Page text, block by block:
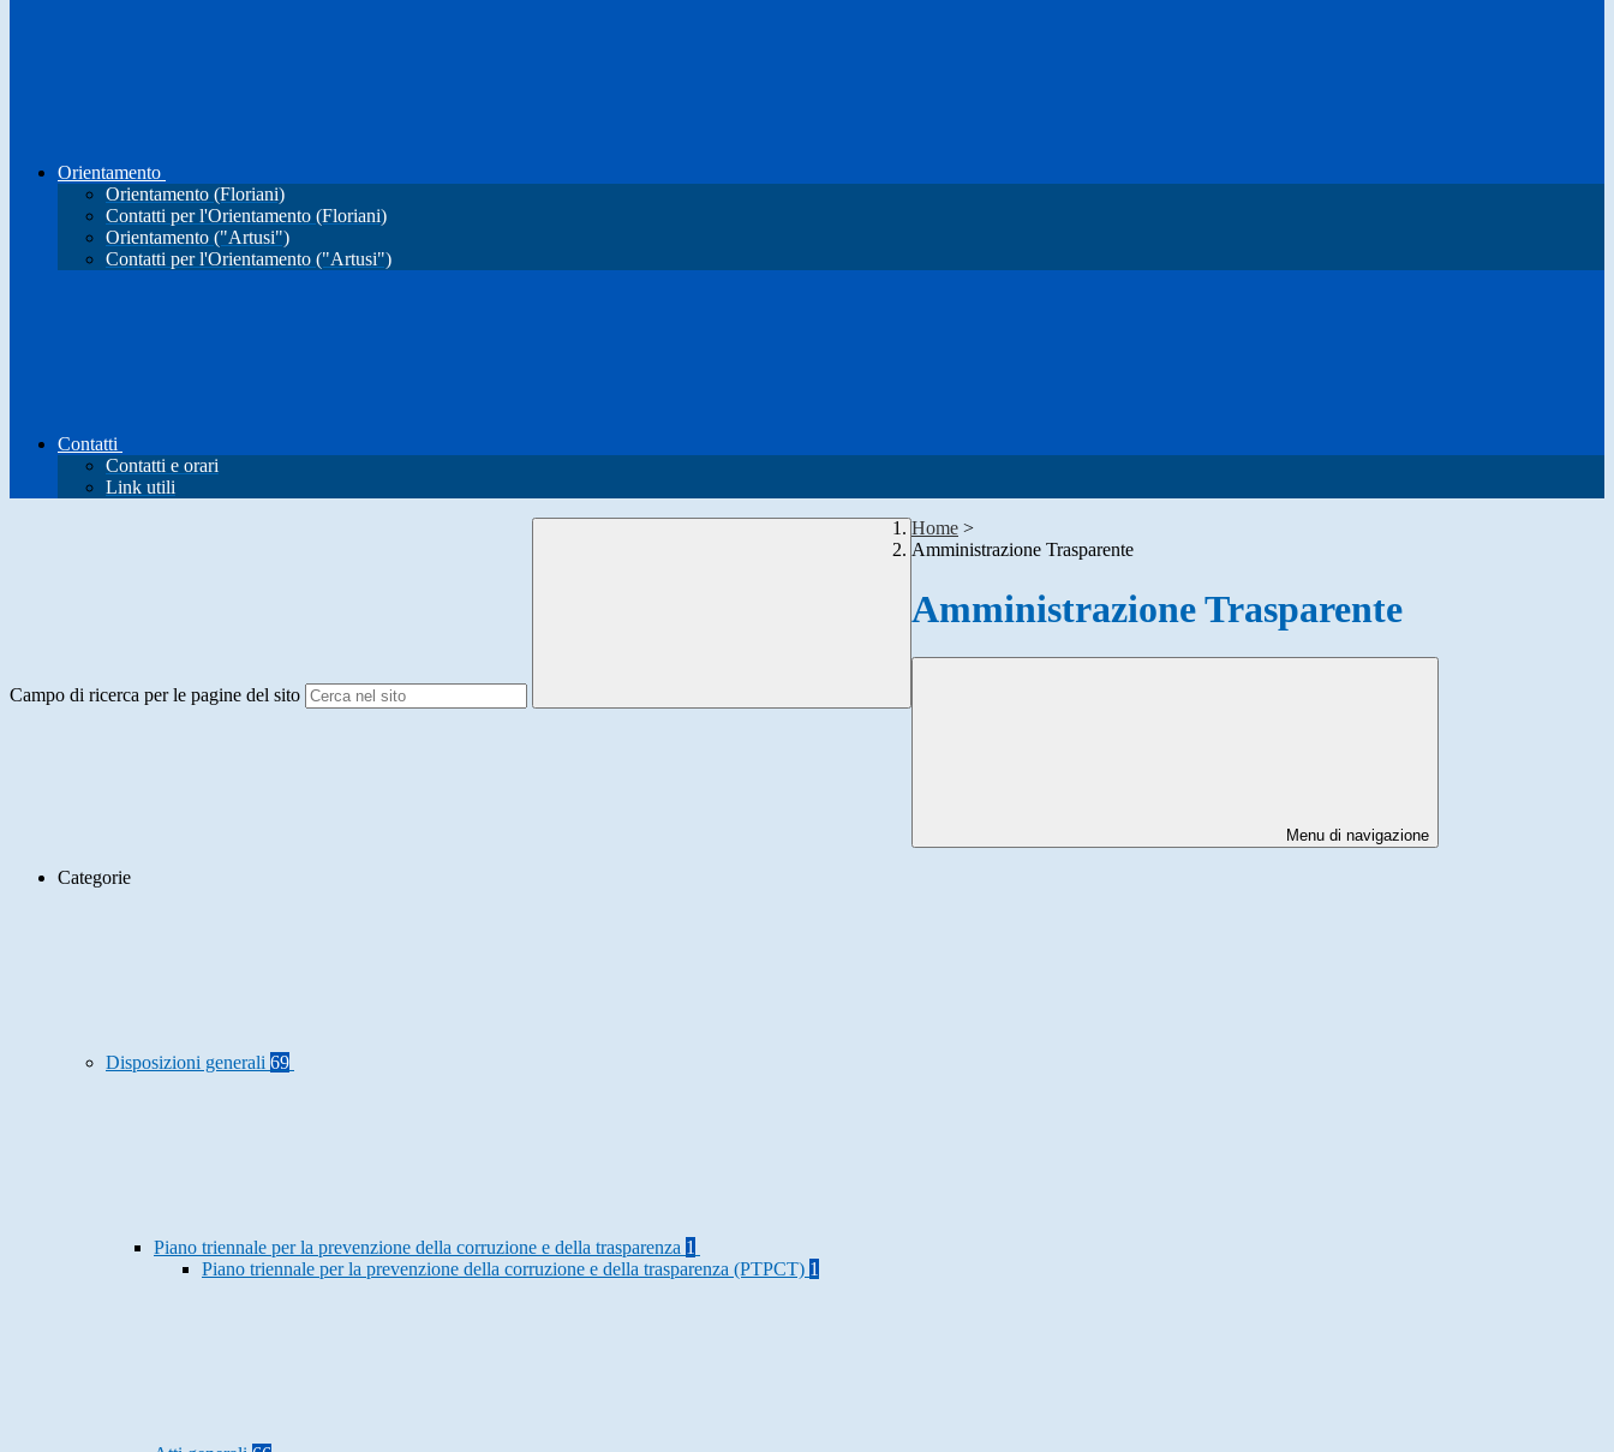
Orientamento
Orientamento (Floriani)
Contatti per l'Orientamento (Floriani)
Orientamento ("Artusi")
Contatti per l'Orientamento ("Artusi")
Contatti
Contatti e orari
Link utili
Campo di ricerca per le pagine del sito
Home >
Amministrazione Trasparente
Amministrazione Trasparente
Menu di navigazione
Categorie
Disposizioni generali 69
Piano triennale per la prevenzione della corruzione e della trasparenza 1
Piano triennale per la prevenzione della corruzione e della trasparenza (PTPCT) 1